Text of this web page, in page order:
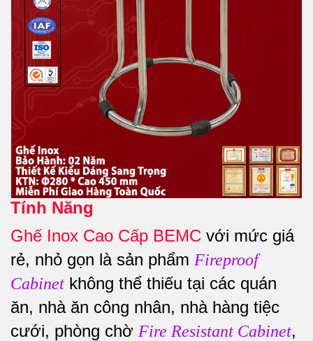
Tính Năng
Ghế Inox Cao Cấp BEMC với mức giá
rẻ, nhỏ gọn là sản phẩm Fireproof
Cabinet không thể thiếu tại các quán
ăn, nhà ăn công nhân, nhà hàng tiệc
cưới, phòng chờ Fire Resistant Cabinet,